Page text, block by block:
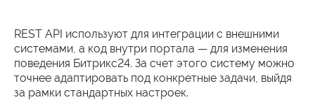
REST API используют для интеграции с внешними
системами, а код внутри портала — для изменения
поведения Битрикс24. За счет этого систему можно
точнее адаптировать под конкретные задачи, выйдя
за рамки стандартных настроек.